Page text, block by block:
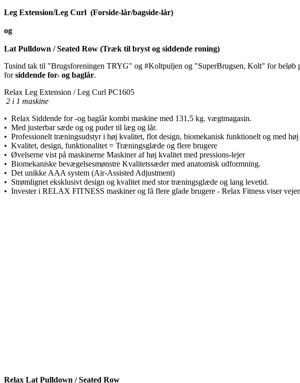
Leg Extension/Leg Curl (Forside-lår/bagside-lår)
og
Lat Pulldown / Seated Row (Træk til bryst og siddende roning)
Tusind tak til "Brugsforeningen TRYG" og #Koltpuljen og "SuperBrugsen, Kolt" for beløb
forsiddende for- og baglår.
Relax Leg Extension / Leg Curl PC1605
2 i 1 maskine
• Relax Siddende for -og baglår kombi maskine med 131,5 kg. vægtmagasin.
• Med justerbar sæde og og puder til læg og lår.
• Professionelt træningsudstyr i høj kvalitet, flot design, biomekanisk funktionelt og med
• Kvalitet, design, funktionalitet = Træningsglæde og flere brugere
• Øvelserne vist på maskinerne Maskiner af høj kvalitet med pressions-lejer
• Biomekaniske bevægelsesmønstre Kvalitetssæder med anatomisk udformning.
• Det unikke AAA system (Air-Assisted Adjustment)
• Strømlignet eksklusivt design og kvalitet med stor træningsglæde og lang levetid.
• Invester i RELAX FITNESS maskiner og få flere glade brugere - Relax Fitness viser
Relax Lat Pulldown / Seated Row